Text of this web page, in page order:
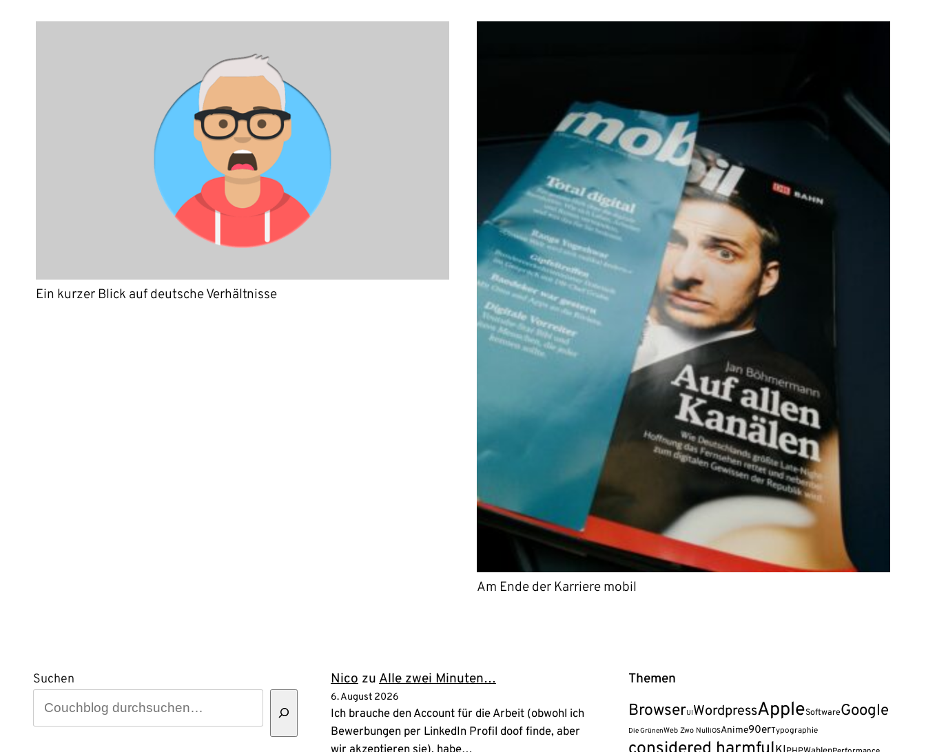
Ein kurzer Blick auf deutsche Verhältnisse
Am Ende der Karriere mobil
Suchen Nico zu Alle zwei Minuten…
6. August 2026
Ich brauche den Account für die Arbeit (obwohl ich
Bewerbungen per LinkedIn Profil doof finde, aber
Themen
BrowserUIWordpressAppleSoftwareGoogle
Die GrünenWeb Zwo NulliOSAnime90erTypographie